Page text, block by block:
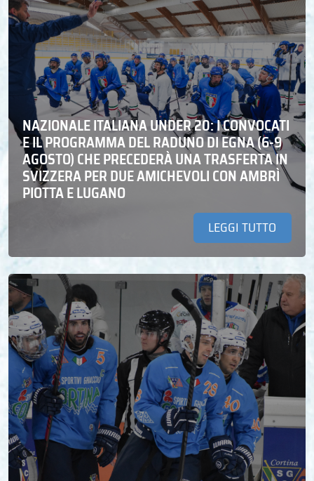
NAZIONALE ITALIANA UNDER 20: I CONVOCATI
E IL PROGRAMMA DEL RADUNO DI EGNA (6-9
AGOSTO) CHE PRECEDERÀ UNA TRASFERTA IN
SVIZZERA PER DUE AMICHEVOLI CON AMBRÌ
PIOTTA E LUGANO
LEGGI TUTTO